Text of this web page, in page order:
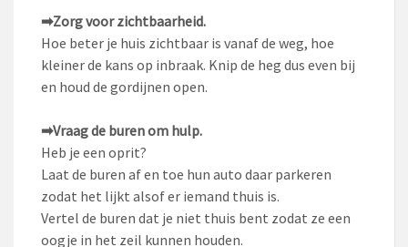
➡Zorg voor zichtbaarheid.
Hoe beter je huis zichtbaar is vanaf de weg, hoe
kleiner de kans op inbraak. Knip de heg dus even bij
en houd de gordijnen open.
➡Vraag de buren om hulp.
Heb je een oprit?
Laat de buren af en toe hun auto daar parkeren
zodat het lijkt alsof er iemand thuis is.
Vertel de buren dat je niet thuis bent zodat ze een
oogje in het zeil kunnen houden.